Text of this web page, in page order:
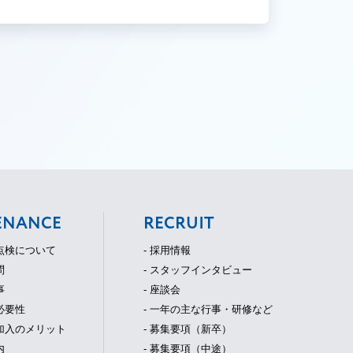
検について
要性
入のメリット
RECRUIT
- 採用情報
- スタッフインタビュー
- 座談会
- 一年の主な行事・研修など
- 募集要項（新卒）
- 募集要項（中途）